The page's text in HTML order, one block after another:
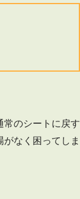
常のシートに戻す
なく困ってしま